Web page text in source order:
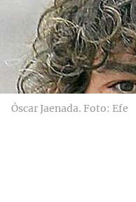
Óscar Jaenada. Foto: Efe